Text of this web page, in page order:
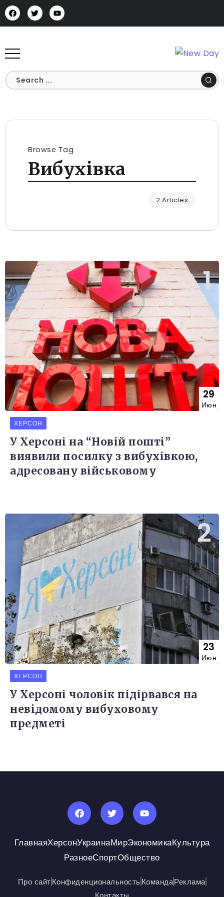
Browse Tag
Вибухівка
2 Articles
29
Июн
ХЕРСОН
У Херсоні на “Новій пошті”
виявили посилку з вибухівкою,
адресовану військовому
23
Июн
ХЕРСОН
У Херсоні чоловік підірвався на
невідомому вибуховому
предметі
ГлавнаяХерсонУкраинаМирЭкономикаКультура
РазноеСпортОбщество
Про сайтКонфиденциональностьКомандаРеклама